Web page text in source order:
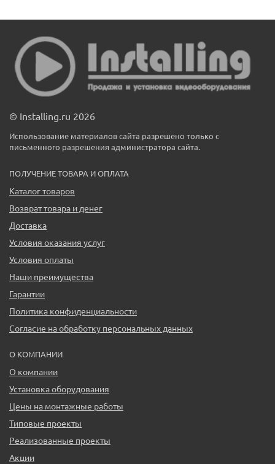
© Installing.ru 2026
Использование материалов сайта разрешено только с
письменного разрешения администратора сайта.
ПОЛУЧЕНИЕ ТОВАРА И ОПЛАТА
Каталог товаров
Возврат товара и денег
Доставка
Условия оказания услуг
Условия оплаты
Наши преимущества
Гарантии
Политика конфиденциальности
Согласие на обработку персональных данных
О КОМПАНИИ
О компании
Установка оборудования
Цены на монтажные работы
Типовые проекты
Реализованные проекты
Акции